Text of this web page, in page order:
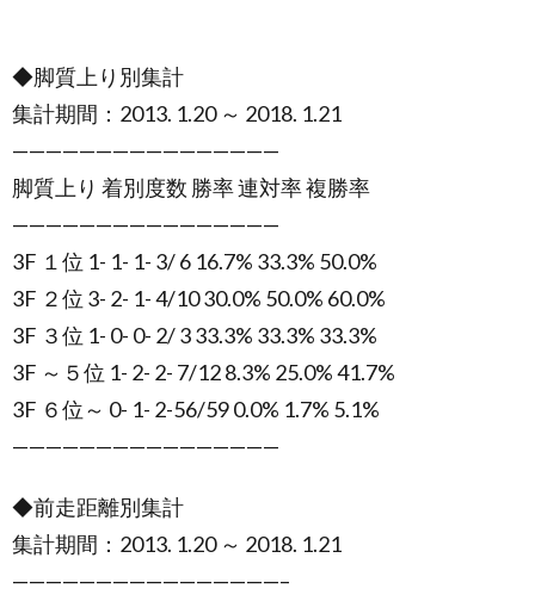
◆脚質上り別集計
集計期間：2013. 1.20 ～ 2018. 1.21
————————————————
脚質上り 着別度数 勝率 連対率 複勝率
————————————————
3F １位 1- 1- 1- 3/ 6 16.7% 33.3% 50.0%
3F ２位 3- 2- 1- 4/10 30.0% 50.0% 60.0%
3F ３位 1- 0- 0- 2/ 3 33.3% 33.3% 33.3%
3F ～５位 1- 2- 2- 7/12 8.3% 25.0% 41.7%
3F ６位～ 0- 1- 2-56/59 0.0% 1.7% 5.1%
————————————————
◆前走距離別集計
集計期間：2013. 1.20 ～ 2018. 1.21
————————————————–